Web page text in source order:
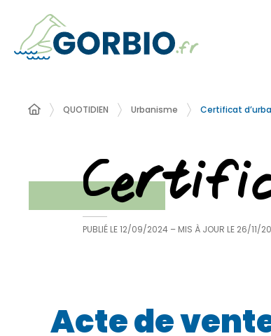
QUOTIDIEN Urbanisme Certificat
PUBLIÉ LE12/09/2024 – MIS À JOUR LE 26/11/
Acte de